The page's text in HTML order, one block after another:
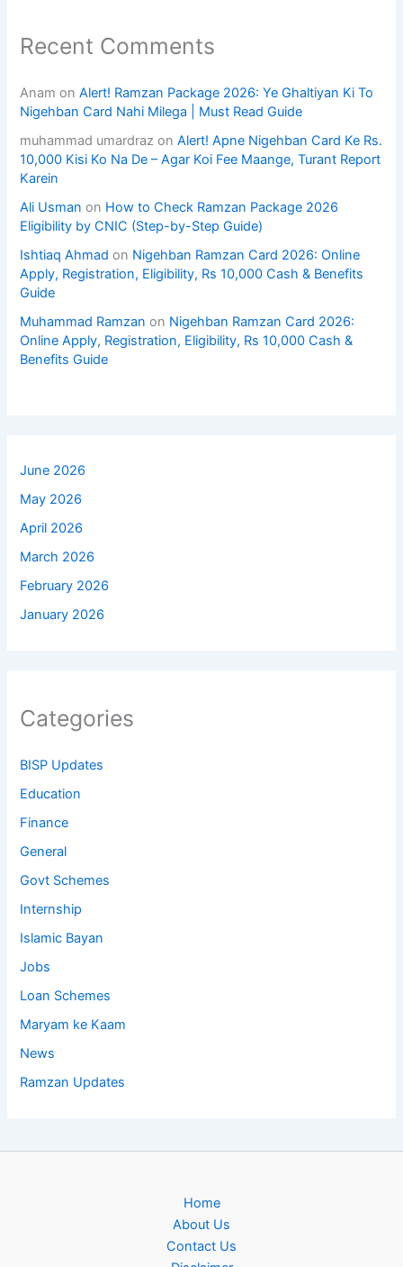
Recent Comments
Anam onAlert! Ramzan Package 2026: Ye Ghaltiyan Ki To
Nigehban Card Nahi Milega | Must Read Guide
muhammad umardraz onAlert! Apne Nigehban Card Ke Rs.
10,000 Kisi Ko Na De – Agar Koi Fee Maange, Turant Report
Karein
Ali Usman on How to Check Ramzan Package 2026
Eligibility by CNIC (Step-by-Step Guide)
Ishtiaq Ahmad on Nigehban Ramzan Card 2026: Online
Apply, Registration, Eligibility, Rs 10,000 Cash & Benefits
Guide
Muhammad Ramzan on Nigehban Ramzan Card 2026:
Online Apply, Registration, Eligibility, Rs 10,000 Cash &
Benefits Guide
June 2026
May 2026
April 2026
March 2026
February 2026
January 2026
Categories
BISP Updates
Education
Finance
General
Govt Schemes
Internship
Islamic Bayan
Jobs
Loan Schemes
Maryam ke Kaam
News
Ramzan Updates
Home
About Us
Contact Us